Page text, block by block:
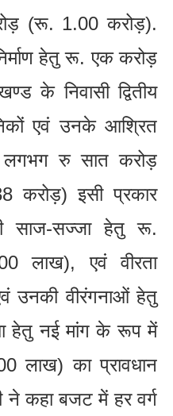
(रू. 1.00 करोड़).
हेतु रू. एक करोड़
के निवासी द्वितीय
एवं उनके आश्रित
रु सात करोड़
इसी प्रकार
साज-सज्जा हेतु रू.
लाख), एवं वीरता
उनकी वीरंगनाओं हेतु
हेतु नई मांग के रूप में
का प्रावधान
ने कहा बजट में हर वर्ग